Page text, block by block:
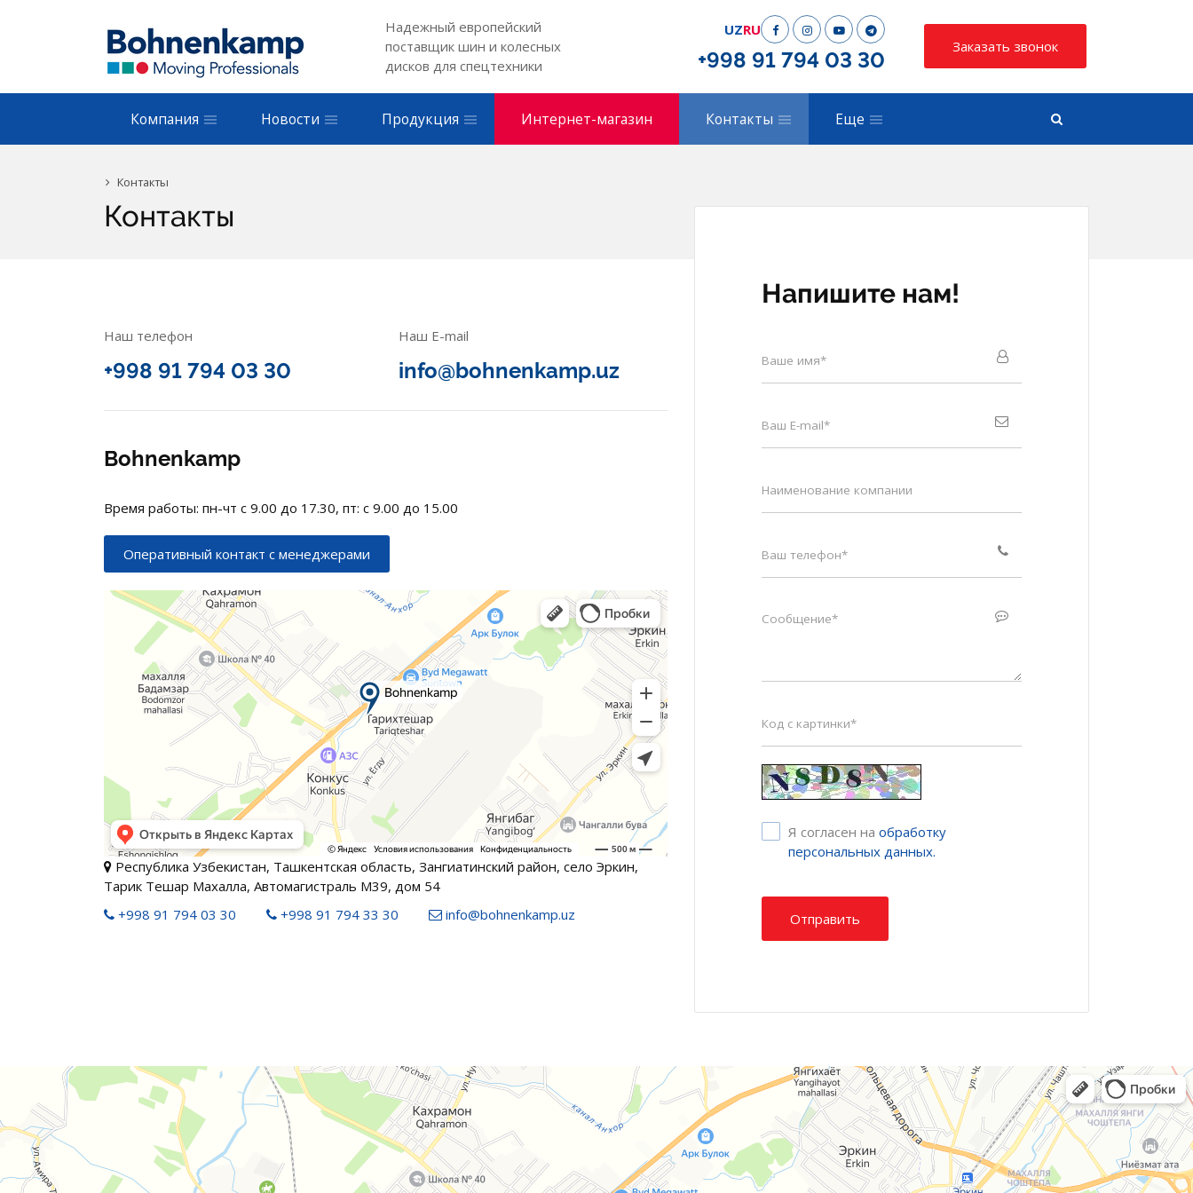
Надежный европейский
поставщик шин и колесных
дисков для спецтехники
UZRU
+998 91 794 03 30
Заказать звонок
Компания Новости Продукция Интернет-магазин Контакты Еще
Контакты
Контакты
Наш телефон
+998 91 794 03 30
Наш E-mail
info@bohnenkamp.uz
Bohnenkamp
Время работы: пн-чт с 9.00 до 17.30, пт: с 9.00 до 15.00
Оперативный контакт с менеджерами
Республика Узбекистан, Ташкентская область, Зангиатинский район, село Эркин,
Тарик Тешар Махалла, Автомагистраль М39, дом 54
+998 91 794 03 30
+998 91 794 33 30 info@bohnenkamp.uz
Напишите нам!
Я согласен на обработку
персональных данных.
Отправить